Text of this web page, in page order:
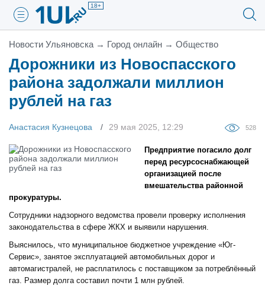
18+
Новости Ульяновска → Город онлайн → Общество
Дорожники из Новоспасского
района задолжали миллион
рублей на газ
Анастасия Кузнецова 29 мая 2025, 12:29 528
Предприятие погасило долг
перед ресурсоснабжающей
организацией после
вмешательства районной
прокуратуры.
Сотрудники надзорного ведомства провели проверку исполнения
законодательства в сфере ЖКХ и выявили нарушения.
Выяснилось, что муниципальное бюджетное учреждение «Юг-
Сервис», занятое эксплуатацией автомобильных дорог и
автомагистралей, не расплатилось с поставщиком за потреблённый
газ. Размер долга составил почти 1 млн рублей.